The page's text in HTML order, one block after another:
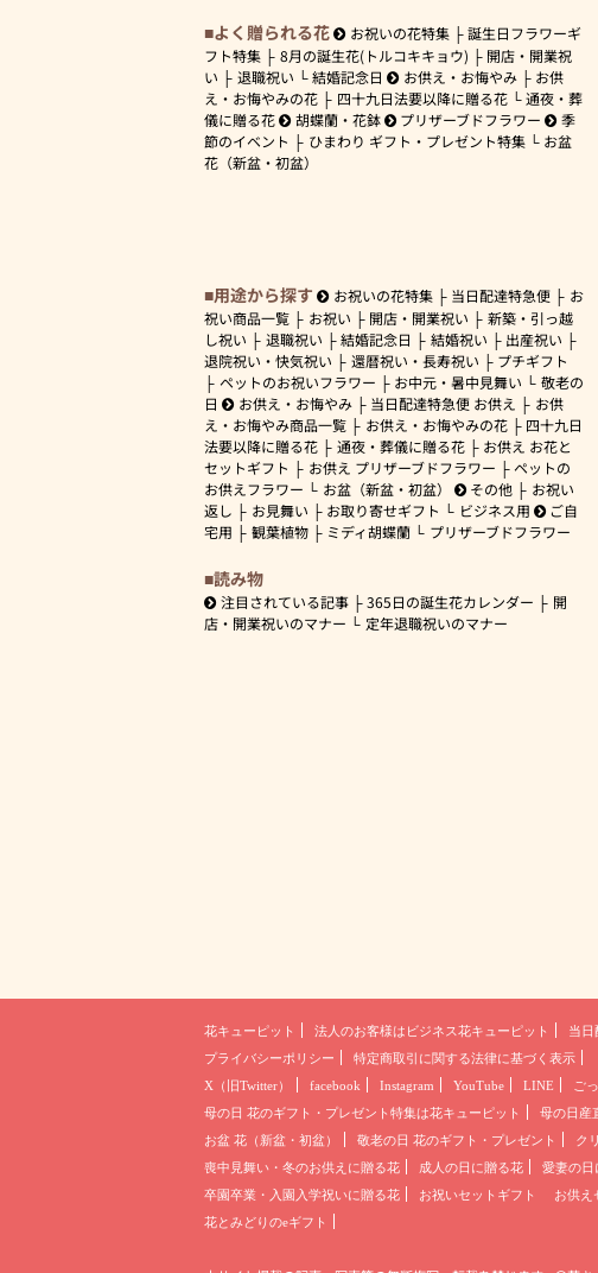
よく贈られる花 お祝いの花特集
誕生日フラワーギ
フト特集
8月の誕生花(トルコキキョウ)
開店・開業祝
い
退職祝い 結婚記念日 お供え・お悔やみ
お供
え・お悔やみの花
四十九日法要以降に贈る花
通夜・葬
儀に贈る花
胡蝶蘭・花鉢 プリザーブドフラワー
季
節のイベント
ひまわり ギフト・プレゼント特集
お盆
花（新盆・初盆）
用途から探す お祝いの花特集 当日配達特急便
お
祝い商品一覧
お祝い 開店・開業祝い
新築・引っ越
し祝い
退職祝い 結婚記念日 結婚祝い
出産祝い
退院祝い・快気祝い
還暦祝い・長寿祝い
プチギフト
ペットのお祝いフラワー
お中元・暑中見舞い
敬老の
日
お供え・お悔やみ 当日配達特急便 お供え
お供
え・お悔やみ商品一覧
お供え・お悔やみの花
四十九日
法要以降に贈る花
通夜・葬儀に贈る花
お供え お花と
セットギフト
お供え プリザーブドフラワー
ペットの
お供えフラワー
お盆（新盆・初盆） その他
お祝い
返し
お見舞い お取り寄せギフト ビジネス用
ご自
宅用
観葉植物 ミディ胡蝶蘭 プリザーブドフラワー
読み物
注目されている記事 365日の誕生花カレンダー
開
店・開業祝いのマナー
定年退職祝いのマナー
花キューピット 法人のお客様は ビジネス花キューピット 当日
プライバシーポリシー
特定商取引に関する法律に基づく表示
X（旧Twitter）
facebook Instagram YouTube LINE ご
母の日 花のギフト・プレゼント 特集は花キューピット 母の日産
お盆 花（新盆・初盆）
敬老の日 花のギフト・プレゼント
ク
喪中見舞い・冬のお供えに贈る花
成人の日に贈る花 愛妻の日
卒園卒業・入園入学祝いに贈る花
お祝いセットギフト お供え
花とみどりのeギフト